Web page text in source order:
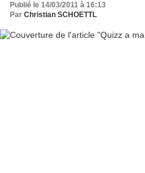
Publié le 14/03/2011 à 16:13
Par Christian SCHOETTL